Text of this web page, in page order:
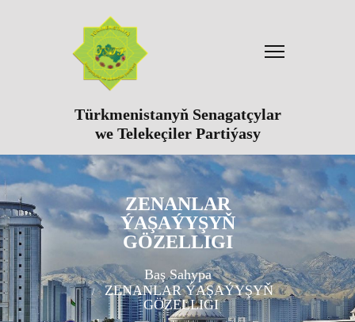
Türkmenistanyň Senagatçylar
we Telekeçiler Partiýasy
ZENANLAR
ÝAŞAÝYŞYŇ
GÖZELLIGI
Baş Sahypa
ZENANLAR ÝAŞAÝYŞYŇ
GÖZELLIGI